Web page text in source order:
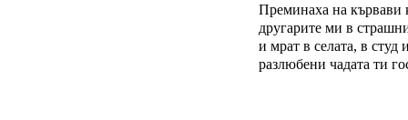
Преминаха на кървави
другарите ми в
и мрат в селата, в студ
разлюбени чадата ти